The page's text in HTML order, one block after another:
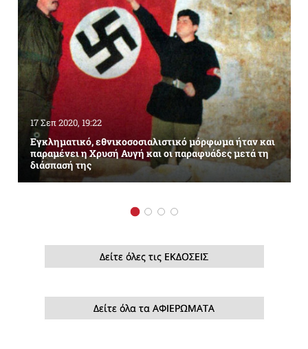
17 Σεπ 2020, 19:22
Εγκληματικό, εθνικοσοσιαλιστικό μόρφωμα ήταν και
παραμένει η Χρυσή Αυγή και οι παραφυάδες μετά τη
διάσπασή της
Δείτε όλες τις ΕΚΔΟΣΕΙΣ
Δείτε όλα τα ΑΦΙΕΡΩΜΑΤΑ